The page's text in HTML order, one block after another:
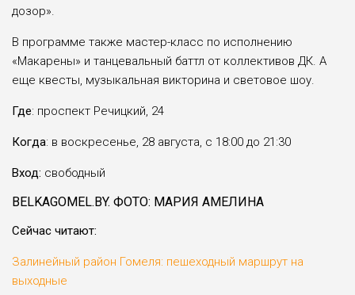
дозор».
В программе также мастер-класс по исполне­нию
«Макарены» и танце­вальный баттл от коллек­тивов ДК. А
еще квесты, музыкальная викторина и световое шоу.
Где: проспект Речицкий, 24
Когда: в воскресенье, 28 августа, с 18:00 до 21:30
Вход: свободный
BELKAGOMEL.BY. ФОТО: МАРИЯ АМЕЛИНА
Сейчас читают:
Залинейный район Гомеля: пешеходный маршрут на
выходные